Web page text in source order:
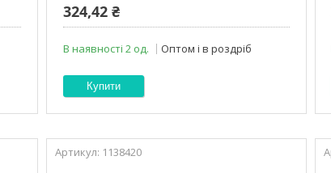
324,42 ₴
В наявності 2 од. Оптом і в роздріб
Купити
1138420